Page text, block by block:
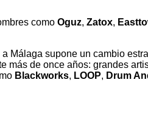
como Oguz, Zatox,
Málaga supone un cambio
más de once años: grandes
Blackworks, LOOP, Drum